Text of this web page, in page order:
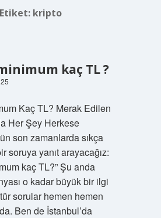
Etiket: kripto
kaç TL ?
Kaç TL? Merak Edilen
Her Şey Herkese
son zamanlarda sıkça
soruya yanıt arayacağız:
kaç TL?” Şu anda
o kadar büyük bir ilgi
sorular hemen hemen
Ben de İstanbul’da